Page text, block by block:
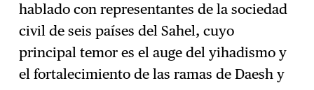
hablado con representantes de la sociedad
civil de seis países del Sahel, cuyo
principal temor es el auge del yihadismo y
el fortalecimiento de las ramas de Daesh y